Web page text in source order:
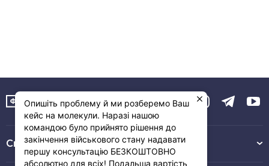
Связь с нами :
Опишіть проблему й ми розберемо Ваш
кейс на молекули. Наразі нашою
командою було прийнято рішення до
закінчення військового стану надавати
першу консультацію БЕЗКОШТОВНО
абсолютно для всіх! Подальша вартість